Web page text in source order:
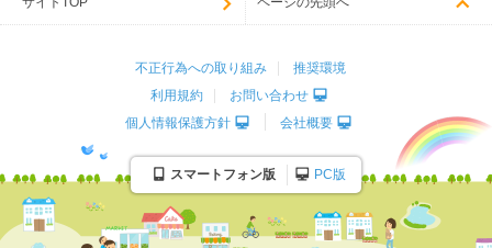
不正行為への取り組み
推奨環境
利用規約
お問い合わせ
個人情報保護方針
会社概要
スマートフォン版 PC版